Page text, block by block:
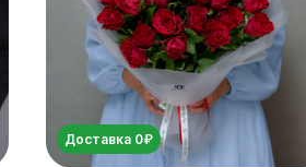
Доставка 0₽